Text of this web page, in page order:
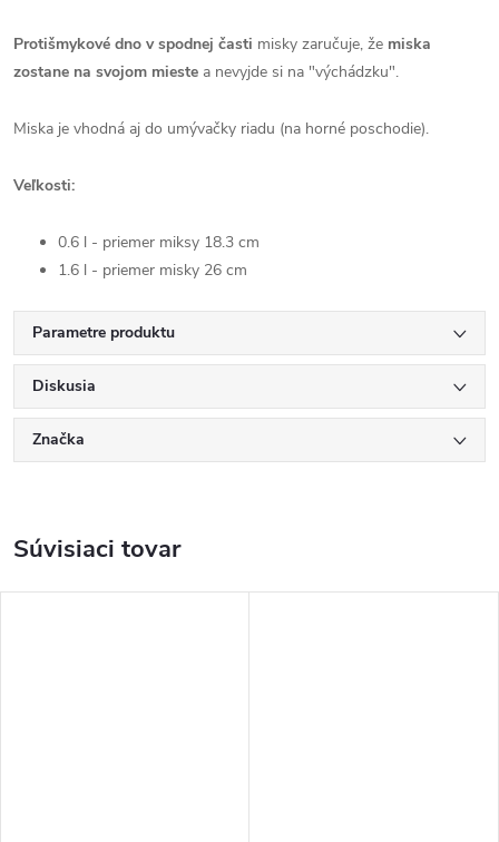
Protišmykové dno v spodnej časti misky zaručuje, že miska
zostane na svojom mieste a nevyjde si na "výchádzku".
Miska je vhodná aj do umývačky riadu (na horné poschodie).
Veľkosti:
0.6 l - priemer miksy 18.3 cm
1.6 l - priemer misky 26 cm
Parametre produktu
Diskusia
Značka
Súvisiaci tovar